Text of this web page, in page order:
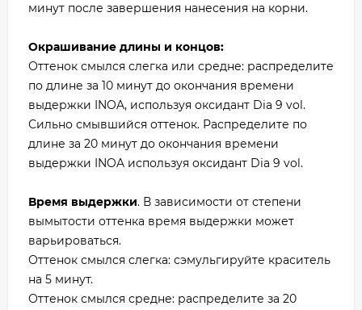
минут после завершения нанесения на корни.
Окрашивание длины и концов:
Оттенок смылся слегка или средне: распределите
по длине за 10 минут до окончания времени
выдержки INOA, используя оксидант Dia 9 vol.
Сильно смывшийся оттенок. Распределите по
длине за 20 минут до окончания времени
выдержки INOA используя оксидант Dia 9 vol.
Время выдержки. В зависимости от степени
вымытости оттенка время выдержки может
варьироваться.
Оттенок смылся слегка: сэмульгируйте краситель
на 5 минут.
Оттенок смылся средне: распределите за 20